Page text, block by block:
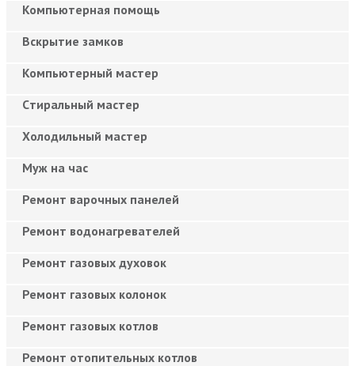
Компьютерная помощь
Вскрытие замков
Компьютерный мастер
Cтиральный мастер
Холодильный мастер
Муж на час
Ремонт варочных панелей
Ремонт водонагревателей
Ремонт газовых духовок
Ремонт газовых колонок
Ремонт газовых котлов
Ремонт отопительных котлов